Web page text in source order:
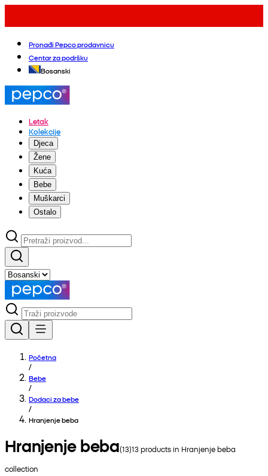
Pronađi Pepco prodavnicu
Centar za podršku
Bosanski
Letak
Kolekcije
Djeca
Žene
Kuća
Bebe
Muškarci
Ostalo
Početna
/
Bebe
/
Dodaci za bebe
/
Hranjenje beba
Hranjenje beba(13)13 products in Hranjenje beba
collection